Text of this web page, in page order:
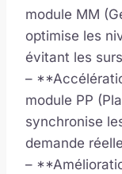
module MM
optimise les
évitant les
–
module PP
synchronise
demande
–